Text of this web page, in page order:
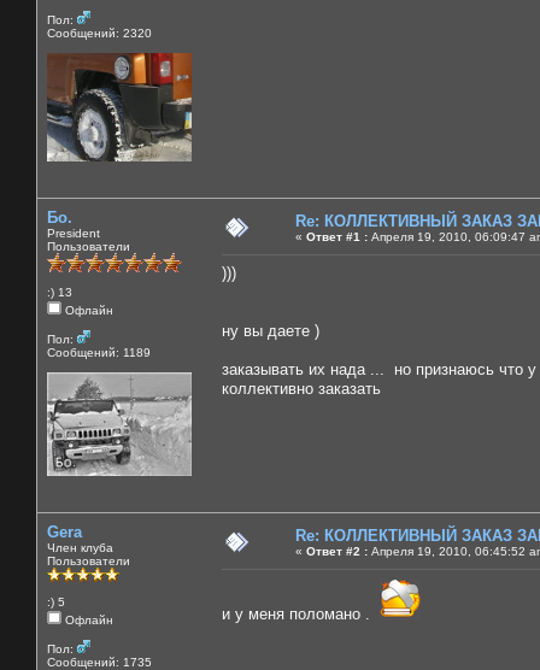
Пол:
Сообщений: 2320
Бо.
President
Пользователи
:) 13
Офлайн
Пол:
Сообщений: 1189
Re: КОЛЛЕКТИВНЫЙ ЗАКАЗ
« Ответ #1 : Апреля 19, 2010, 06:09:47
)))
ну вы даете )
заказывать их нада ... но признаюсь что
коллективно заказать
Gera
Член клуба
Пользователи
:) 5
Офлайн
Пол:
Сообщений: 1735
Re: КОЛЛЕКТИВНЫЙ ЗАКАЗ
« Ответ #2 : Апреля 19, 2010, 06:45:52
и у меня поломано .